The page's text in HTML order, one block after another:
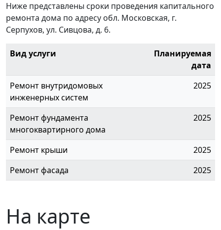
Ниже представлены сроки проведения капитального
ремонта дома по адресу обл. Московская, г.
Серпухов, ул. Сивцова, д. 6.
Вид услуги
Планируемая
дата
Ремонт внутридомовых
инженерных систем
2025
Ремонт фундамента
многоквартирного дома
2025
Ремонт крыши
2025
Ремонт фасада
2025
На карте